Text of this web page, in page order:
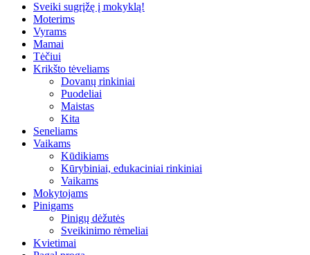
Sveiki sugrįžę į mokyklą!
Moterims
Vyrams
Mamai
Tėčiui
Krikšto tėveliams
Dovanų rinkiniai
Puodeliai
Maistas
Kita
Seneliams
Vaikams
Kūdikiams
Kūrybiniai, edukaciniai rinkiniai
Vaikams
Mokytojams
Pinigams
Pinigų dėžutės
Sveikinimo rėmeliai
Kvietimai